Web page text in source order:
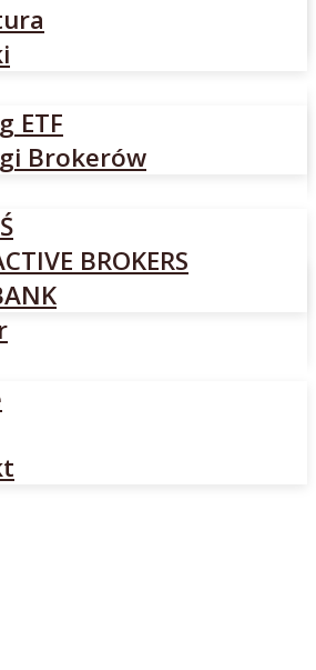
Brokerów
BROKERS
ETF
Brokerów
BROKERS